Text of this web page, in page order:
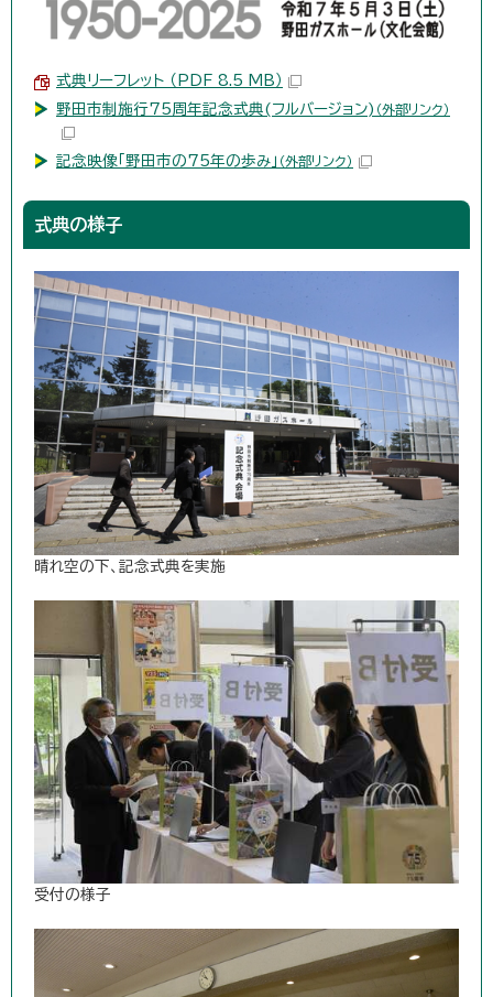
式典リーフレット （PDF 8.5 MB）
野田市制施行75周年記念式典(フルバージョン) （外部リンク）
記念映像「野田市の75年の歩み」 （外部リンク）
式典の様子
晴れ空の下、記念式典を実施
受付の様子